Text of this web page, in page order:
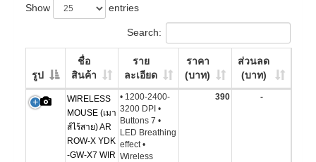
Show entries
Search:
รูป
ชื่อ
สินค้า
ราย
ละเอียด
ราคา
(บาท)
ส่วนลด
(บาท)
WIRELESS
MOUSE (เมา
ส์ไร้สาย) AR
ROW-X YDK
-GW-X7 WIR
• 1200-2400-
3200 DPI •
Buttons 7 •
LED Breathing
effect •
Wireless
390 -